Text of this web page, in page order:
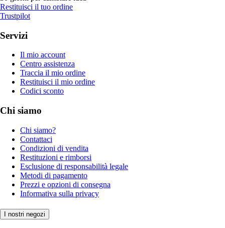
Restituisci il tuo ordine
Trustpilot
Servizi
Il mio account
Centro assistenza
Traccia il mio ordine
Restituisci il mio ordine
Codici sconto
Chi siamo
Chi siamo?
Contattaci
Condizioni di vendita
Restituzioni e rimborsi
Esclusione di responsabilità legale
Metodi di pagamento
Prezzi e opzioni di consegna
Informativa sulla privacy
I nostri negozi